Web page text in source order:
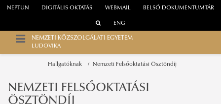
WEBMAIL
NEPTUN DIGITÁLIS OKTATÁS BELSŐ DOKUMENTUMTÁR
ENG
NEMZETI KÖZSZOLGÁLATI EGYETEM
LUDOVIKA
Hallgatóknak Nemzeti Felsőoktatási Ösztöndíj
NEMZETI FELSŐOKTATÁSI
ÖSZTÖNDÍJ